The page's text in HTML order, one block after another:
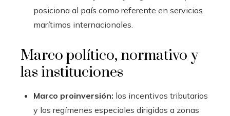
posiciona al país como referente en servicios
marítimos internacionales.
Marco político, normativo y
las instituciones
Marco proinversión: los incentivos tributarios
y los regímenes especiales dirigidos a zonas